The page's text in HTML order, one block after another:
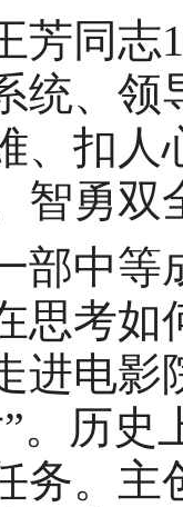
同志
统、领
、扣人
智勇双
中等
思考
进电影
。历
务。